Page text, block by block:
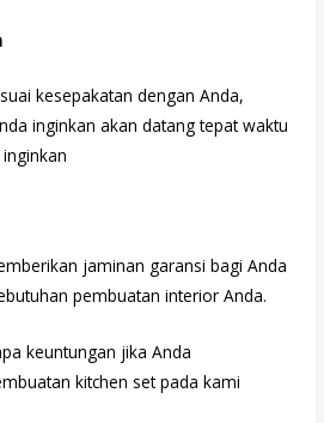
kesepakatan dengan Anda,
inginkan akan datang tepat waktu
jaminan garansi bagi Anda
pembuatan interior Anda.
keuntungan jika Anda
kitchen set pada kami